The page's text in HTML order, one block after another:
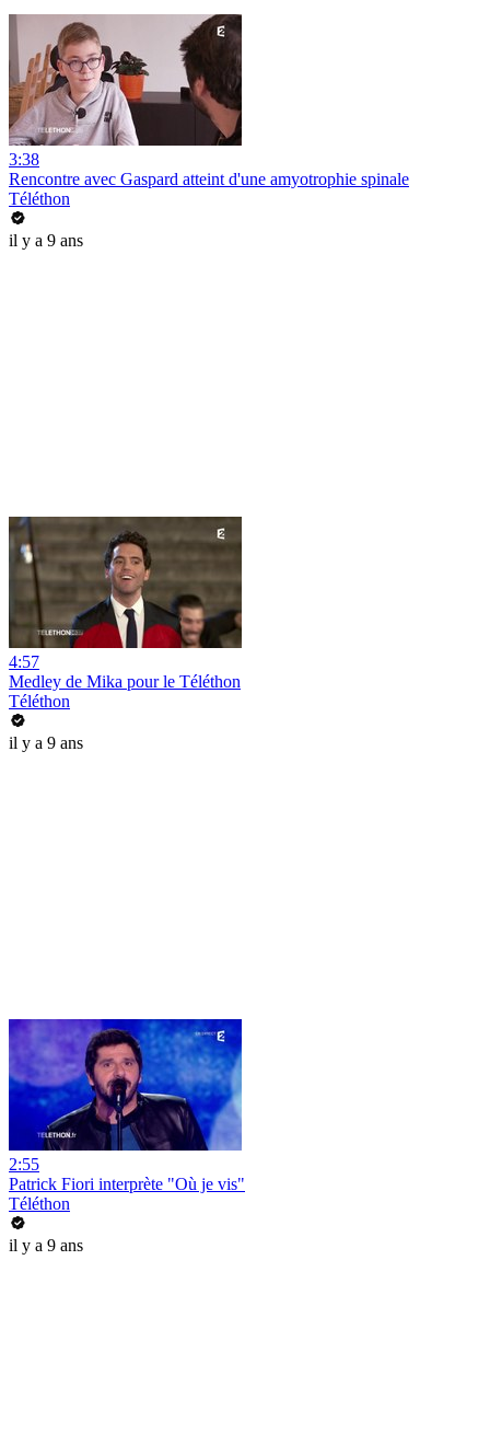
3:38
Rencontre avec Gaspard atteint d'une amyotrophie spinale
Téléthon
il y a 9 ans
4:57
Medley de Mika pour le Téléthon
Téléthon
il y a 9 ans
2:55
Patrick Fiori interprète "Où je vis"
Téléthon
il y a 9 ans